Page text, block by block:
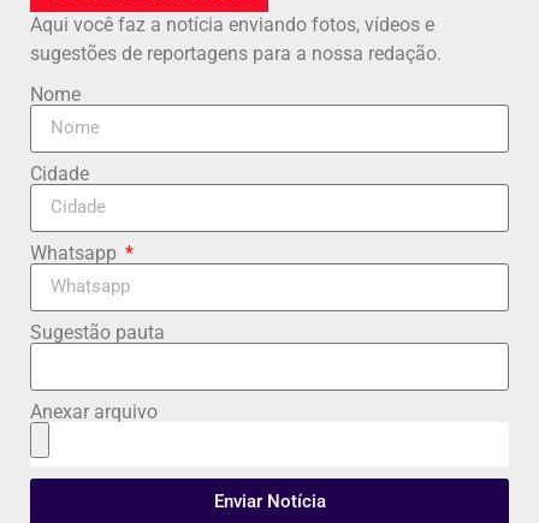
Aqui você faz a notícia enviando fotos, vídeos e
sugestões de reportagens para a nossa redação.
Nome
Cidade
Whatsapp
Sugestão pauta
Anexar arquivo
Enviar Notícia